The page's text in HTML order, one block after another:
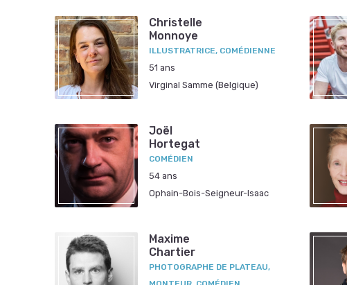
Christelle
Monnoye
ILLUSTRATRICE, COMÉDIENNE
51 ans
Virginal Samme (Belgique)
Joël
Hortegat
COMÉDIEN
54 ans
Ophain-Bois-Seigneur-Isaac
Maxime
Chartier
PHOTOGRAPHE DE PLATEAU,